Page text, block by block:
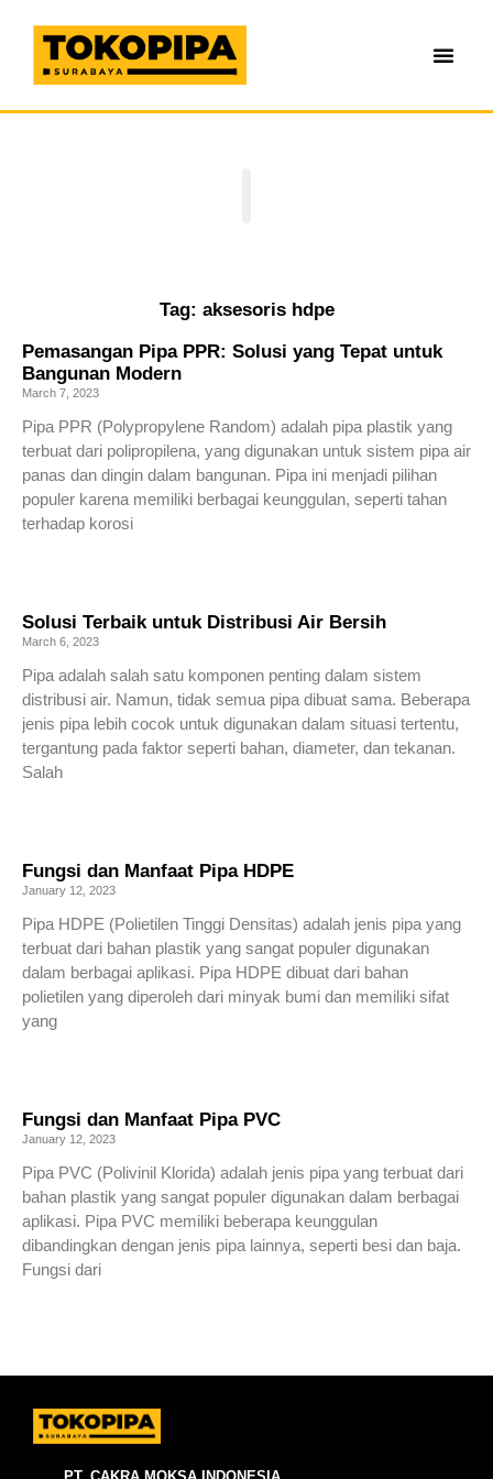
Tag: aksesoris hdpe
Pemasangan Pipa PPR: Solusi yang Tepat untuk
Bangunan Modern
March 7, 2023
Pipa PPR (Polypropylene Random) adalah pipa plastik yang
terbuat dari polipropilena, yang digunakan untuk sistem pipa air
panas dan dingin dalam bangunan. Pipa ini menjadi pilihan
populer karena memiliki berbagai keunggulan, seperti tahan
terhadap korosi
Solusi Terbaik untuk Distribusi Air Bersih
March 6, 2023
Pipa adalah salah satu komponen penting dalam sistem
distribusi air. Namun, tidak semua pipa dibuat sama. Beberapa
jenis pipa lebih cocok untuk digunakan dalam situasi tertentu,
tergantung pada faktor seperti bahan, diameter, dan tekanan.
Salah
Fungsi dan Manfaat Pipa HDPE
January 12, 2023
Pipa HDPE (Polietilen Tinggi Densitas) adalah jenis pipa yang
terbuat dari bahan plastik yang sangat populer digunakan
dalam berbagai aplikasi. Pipa HDPE dibuat dari bahan
polietilen yang diperoleh dari minyak bumi dan memiliki sifat
yang
Fungsi dan Manfaat Pipa PVC
January 12, 2023
Pipa PVC (Polivinil Klorida) adalah jenis pipa yang terbuat dari
bahan plastik yang sangat populer digunakan dalam berbagai
aplikasi. Pipa PVC memiliki beberapa keunggulan
dibandingkan dengan jenis pipa lainnya, seperti besi dan baja.
Fungsi dari